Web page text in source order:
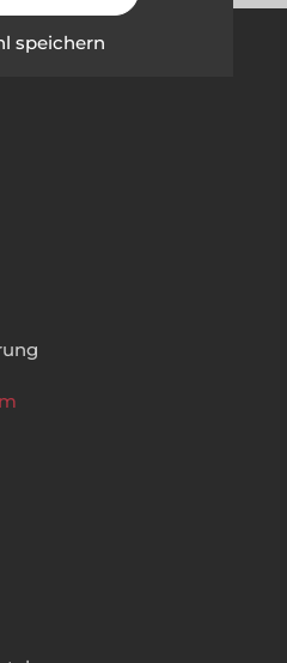
speichern